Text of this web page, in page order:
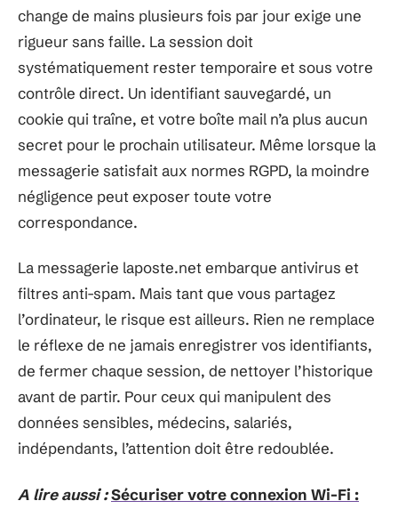
change de mains plusieurs fois par jour exige une
rigueur sans faille. La session doit
systématiquement rester temporaire et sous votre
contrôle direct. Un identifiant sauvegardé, un
cookie qui traîne, et votre boîte mail n’a plus aucun
secret pour le prochain utilisateur. Même lorsque la
messagerie satisfait aux normes RGPD, la moindre
négligence peut exposer toute votre
correspondance.
La messagerie laposte.net embarque antivirus et
filtres anti-spam. Mais tant que vous partagez
l’ordinateur, le risque est ailleurs. Rien ne remplace
le réflexe de ne jamais enregistrer vos identifiants,
de fermer chaque session, de nettoyer l’historique
avant de partir. Pour ceux qui manipulent des
données sensibles, médecins, salariés,
indépendants, l’attention doit être redoublée.
A lire aussi :Sécuriser votre connexion Wi-Fi :